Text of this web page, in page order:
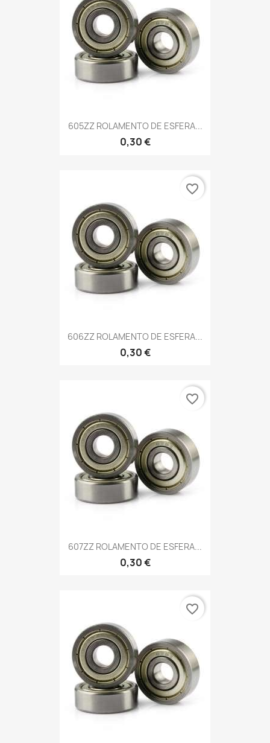
605ZZ ROLAMENTO DE ESFERA...
0,30 €
606ZZ ROLAMENTO DE ESFERA...
0,30 €
favorite_border
607ZZ ROLAMENTO DE ESFERA...
0,30 €
favorite_border
favorite_border